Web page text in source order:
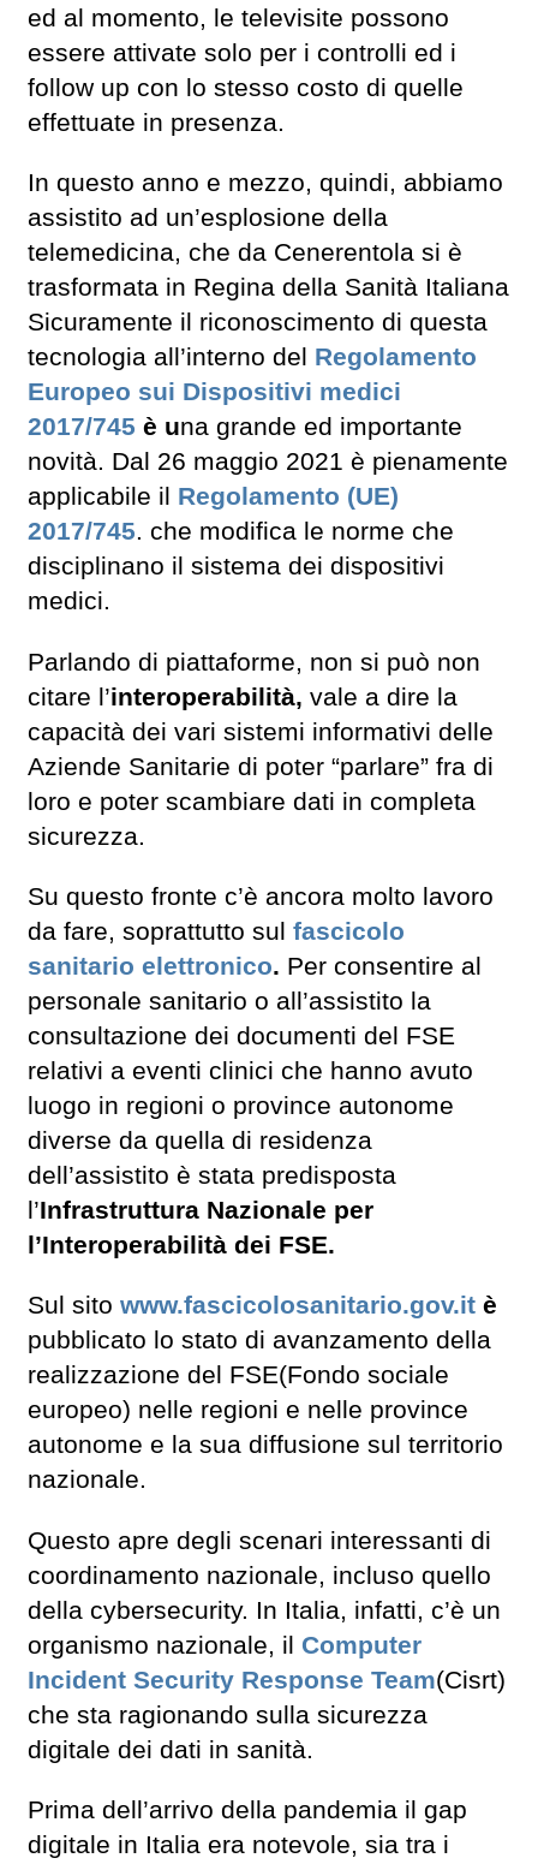
ed al momento, le televisite possono
essere attivate solo per i controlli ed i
follow up con lo stesso costo di quelle
effettuate in presenza.
In questo anno e mezzo, quindi, abbiamo
assistito ad un’esplosione della
telemedicina, che da Cenerentola si è
trasformata in Regina della Sanità Italiana
Sicuramente il riconoscimento di questa
tecnologia all’interno del Regolamento
Europeo sui Dispositivi medici
2017/745 è una grande ed importante
novità. Dal 26 maggio 2021 è pienamente
applicabile il Regolamento (UE)
2017/745. che modifica le norme che
disciplinano il sistema dei dispositivi
medici.
Parlando di piattaforme, non si può non
citare l’interoperabilità, vale a dire la
capacità dei vari sistemi informativi delle
Aziende Sanitarie di poter “parlare” fra di
loro e poter scambiare dati in completa
sicurezza.
Su questo fronte c’è ancora molto lavoro
da fare, soprattutto sul fascicolo
sanitario elettronico. Per consentire al
personale sanitario o all’assistito la
consultazione dei documenti del FSE
relativi a eventi clinici che hanno avuto
luogo in regioni o province autonome
diverse da quella di residenza
dell’assistito è stata predisposta
l’Infrastruttura Nazionale per
l’Interoperabilità dei FSE.
Sul sito www.fascicolosanitario.gov.it è
pubblicato lo stato di avanzamento della
realizzazione del FSE(Fondo sociale
europeo) nelle regioni e nelle province
autonome e la sua diffusione sul territorio
nazionale.
Questo apre degli scenari interessanti di
coordinamento nazionale, incluso quello
della cybersecurity. In Italia, infatti, c’è un
organismo nazionale, il Computer
Incident Security Response Team(Cisrt)
che sta ragionando sulla sicurezza
digitale dei dati in sanità.
Prima dell’arrivo della pandemia il gap
digitale in Italia era notevole, sia tra i